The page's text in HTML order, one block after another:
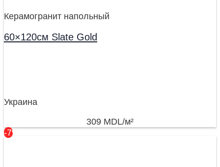
Керамогранит напольный
60×120см Slate Gold
Украина
309 MDL/м²
-7%